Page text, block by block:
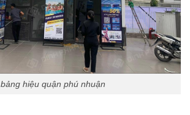
bảng hiệu quận phú nhuận